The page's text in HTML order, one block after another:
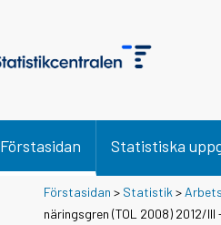
Förstasidan Statistiska
Förstasidan > Statistik >
näringsgren (TOL 2008) 2012/III